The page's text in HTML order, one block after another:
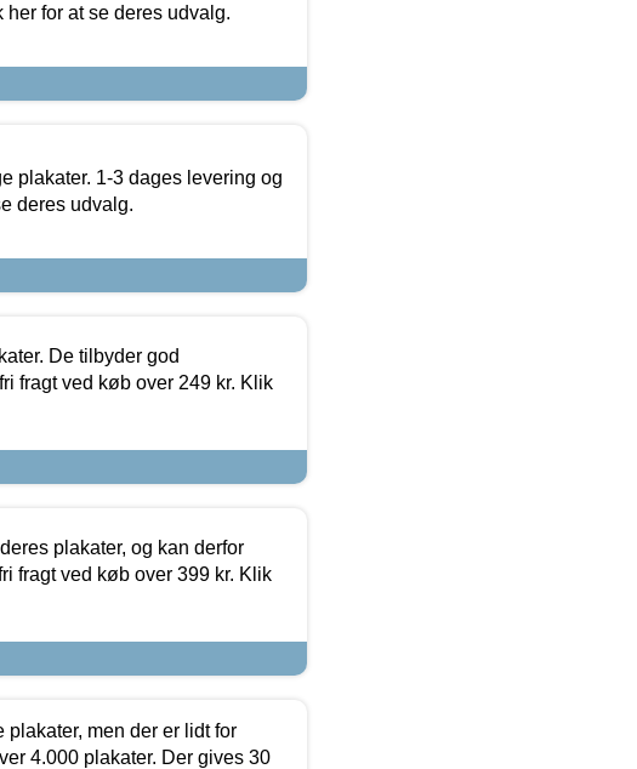
for at se deres udvalg.
plakater. 1-3 dages levering og
deres udvalg.
De tilbyder god
fragt ved køb over 249 kr. Klik
plakater, og kan derfor
fragt ved køb over 399 kr. Klik
men der er lidt for
4.000 plakater. Der gives 30